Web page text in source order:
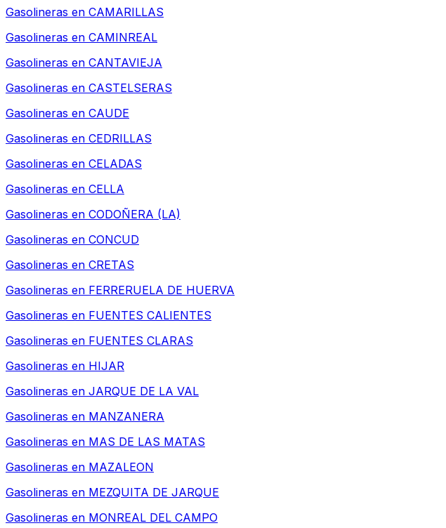
Gasolineras en CAMARILLAS
Gasolineras en CAMINREAL
Gasolineras en CANTAVIEJA
Gasolineras en CASTELSERAS
Gasolineras en CAUDE
Gasolineras en CEDRILLAS
Gasolineras en CELADAS
Gasolineras en CELLA
Gasolineras en CODOÑERA (LA)
Gasolineras en CONCUD
Gasolineras en CRETAS
Gasolineras en FERRERUELA DE HUERVA
Gasolineras en FUENTES CALIENTES
Gasolineras en FUENTES CLARAS
Gasolineras en HIJAR
Gasolineras en JARQUE DE LA VAL
Gasolineras en MANZANERA
Gasolineras en MAS DE LAS MATAS
Gasolineras en MAZALEON
Gasolineras en MEZQUITA DE JARQUE
Gasolineras en MONREAL DEL CAMPO